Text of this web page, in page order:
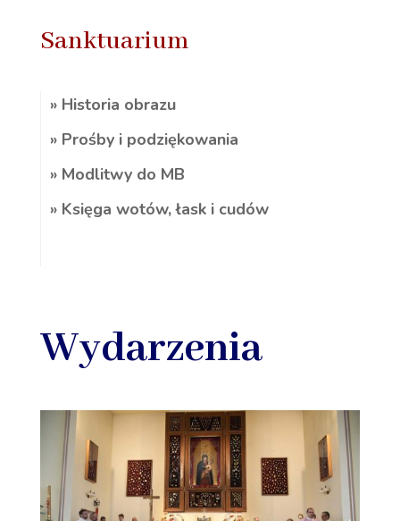
Sanktuarium
» Historia obrazu
» Prośby i podziękowania
» Modlitwy do MB
» Księga wotów, łask i cudów
Wydarzenia